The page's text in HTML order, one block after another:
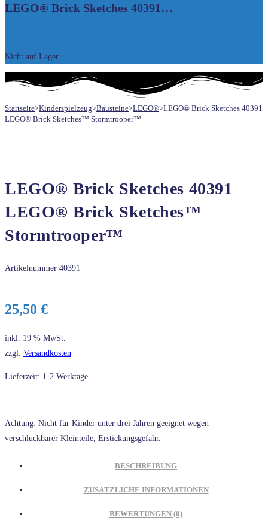
LEGO® Brick Sketches 40391…
Nicht auf Lager
Startseite>Kinderspielzeug>Bausteine>LEGO®>LEGO® Brick Sketches 40391
LEGO® Brick Sketches™ Stormtrooper™
LEGO® Brick Sketches 40391
LEGO® Brick Sketches™
Stormtrooper™
Artikelnummer 40391
25,50 €
inkl. 19 % MwSt.
zzgl. Versandkosten
Lieferzeit: 1-2 Werktage
Achtung: Nicht für Kinder unter drei Jahren geeignet wegen
verschluckbarer Kleinteile, Erstickungsgefahr.
BESCHREIBUNG
ZUSÄTZLICHE INFORMATIONEN
BEWERTUNGEN (0)